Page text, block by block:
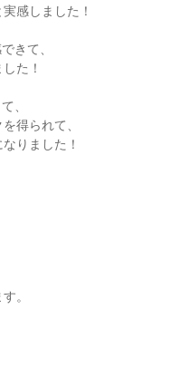
感しました！
きて、
た！
、
得られて、
りました！
。